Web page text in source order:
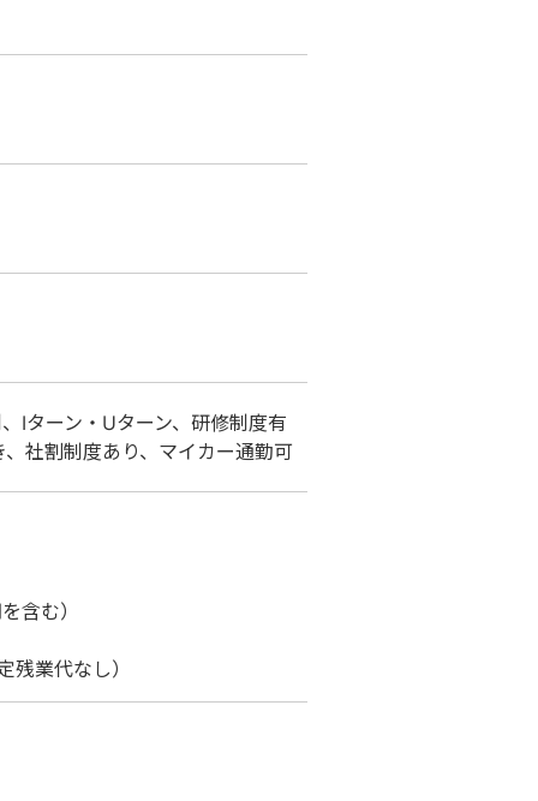
Iターン・Uターン、研修制度有
社割制度あり、マイカー通勤可
含む）
業代なし）